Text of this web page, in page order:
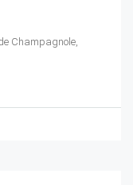
Champagnole,